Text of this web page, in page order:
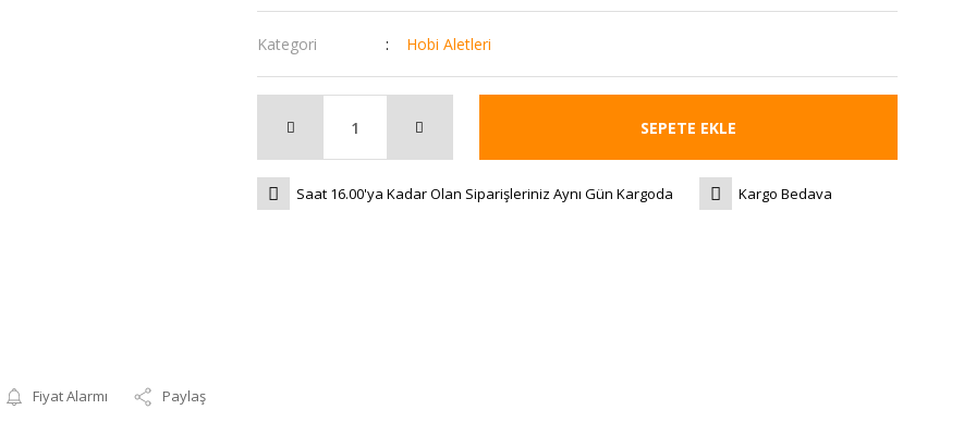
Fiyat Alarmı Paylaş
Kategori Hobi Aletleri
SEPETE EKLE
Saat 16.00'ya Kadar Olan Siparişleriniz Aynı Gün Kargoda Kargo Bedava